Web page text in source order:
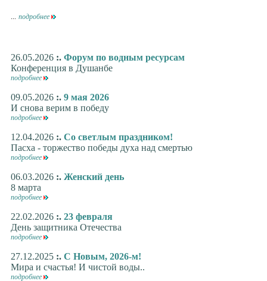
... подробнее
26.05.2026:. Форум по водным ресурсам
Конференция в Душанбе
подробнее
09.05.2026:. 9 мая 2026
И снова верим в победу
подробнее
12.04.2026:. Со светлым праздником!
Пасха - торжество победы духа над смертью
подробнее
06.03.2026:. Женский день
8 марта
подробнее
22.02.2026:. 23 февраля
День защитника Отечества
подробнее
27.12.2025:. С Новым, 2026-м!
Мира и счастья! И чистой воды..
подробнее